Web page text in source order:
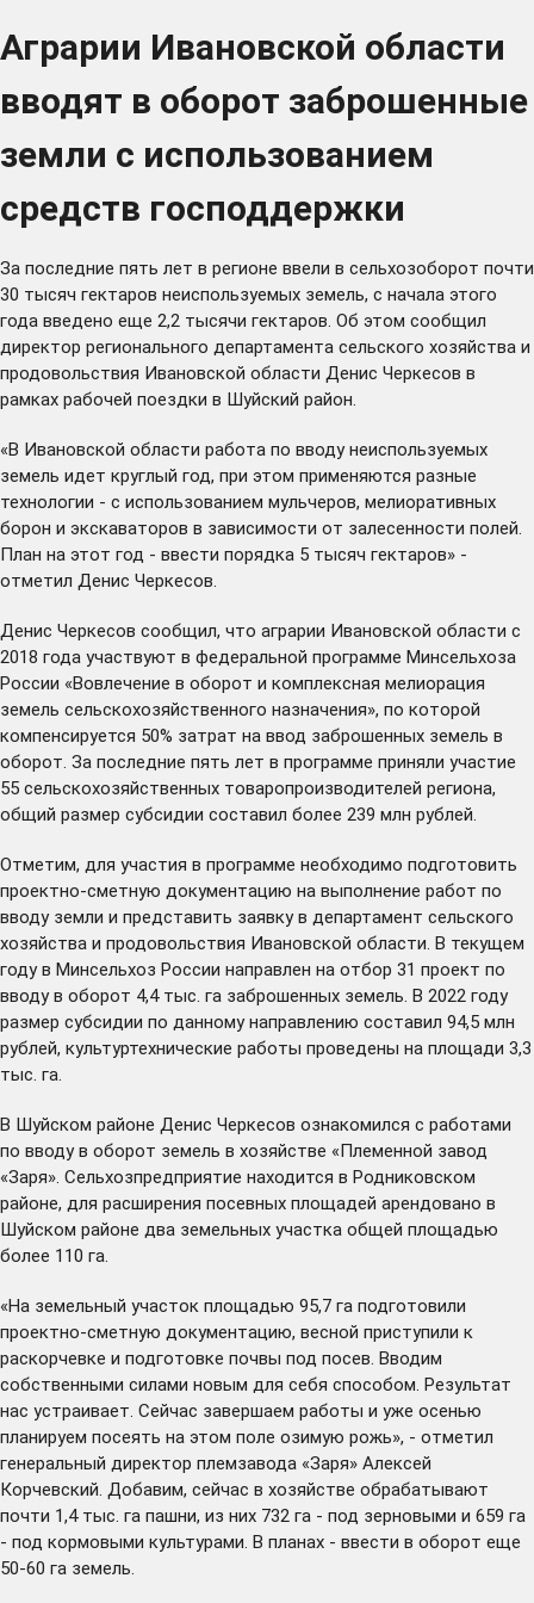
Аграрии Ивановской области
вводят в оборот заброшенные
земли с использованием
средств господдержки
За последние пять лет в регионе ввели в сельхозоборот почти
30 тысяч гектаров неиспользуемых земель, с начала этого
года введено еще 2,2 тысячи гектаров. Об этом сообщил
директор регионального департамента сельского хозяйства и
продовольствия Ивановской области Денис Черкесов в
рамках рабочей поездки в Шуйский район.
«В Ивановской области работа по вводу неиспользуемых
земель идет круглый год, при этом применяются разные
технологии - с использованием мульчеров, мелиоративных
борон и экскаваторов в зависимости от залесенности полей.
План на этот год - ввести порядка 5 тысяч гектаров» -
отметил Денис Черкесов.
Денис Черкесов сообщил, что аграрии Ивановской области с
2018 года участвуют в федеральной программе Минсельхоза
России «Вовлечение в оборот и комплексная мелиорация
земель сельскохозяйственного назначения», по которой
компенсируется 50% затрат на ввод заброшенных земель в
оборот. За последние пять лет в программе приняли участие
55 сельскохозяйственных товаропроизводителей региона,
общий размер субсидии составил более 239 млн рублей.
Отметим, для участия в программе необходимо подготовить
проектно-сметную документацию на выполнение работ по
вводу земли и представить заявку в департамент сельского
хозяйства и продовольствия Ивановской области. В текущем
году в Минсельхоз России направлен на отбор 31 проект по
вводу в оборот 4,4 тыс. га заброшенных земель. В 2022 году
размер субсидии по данному направлению составил 94,5 млн
рублей, культуртехнические работы проведены на площади 3,3
тыс. га.
В Шуйском районе Денис Черкесов ознакомился с работами
по вводу в оборот земель в хозяйстве «Племенной завод
«Заря». Сельхозпредприятие находится в Родниковском
районе, для расширения посевных площадей арендовано в
Шуйском районе два земельных участка общей площадью
более 110 га.
«На земельный участок площадью 95,7 га подготовили
проектно-сметную документацию, весной приступили к
раскорчевке и подготовке почвы под посев. Вводим
собственными силами новым для себя способом. Результат
нас устраивает. Сейчас завершаем работы и уже осенью
планируем посеять на этом поле озимую рожь», - отметил
генеральный директор племзавода «Заря» Алексей
Корчевский. Добавим, сейчас в хозяйстве обрабатывают
почти 1,4 тыс. га пашни, из них 732 га - под зерновыми и 659 га
- под кормовыми культурами. В планах - ввести в оборот еще
50-60 га земель.